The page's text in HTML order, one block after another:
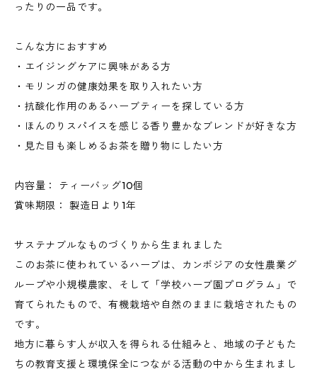
ったりの一品です。
こんな方におすすめ
・エイジングケアに興味がある方
・モリンガの健康効果を取り入れたい方
・抗酸化作用のあるハーブティーを探している方
・ほんのりスパイスを感じる香り豊かなブレンドが好きな方
・見た目も楽しめるお茶を贈り物にしたい方
内容量： ティーバッグ10個
賞味期限： 製造日より1年
サステナブルなものづくりから生まれました
このお茶に使われているハーブは、カンボジアの女性農業グ
ループや小規模農家、そして「学校ハーブ園プログラム」で
育てられたもので、有機栽培や自然のままに栽培されたもの
です。
地方に暮らす人が収入を得られる仕組みと、地域の子どもた
ちの教育支援と環境保全につながる活動の中から生まれまし